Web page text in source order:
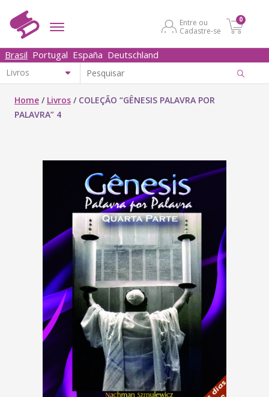
Entre ou
Cadastre-se
0
Brasil Portugal España Deutschland
Home / Livros / COLEÇÃO “GÊNESIS PALAVRA POR
PALAVRA” 4